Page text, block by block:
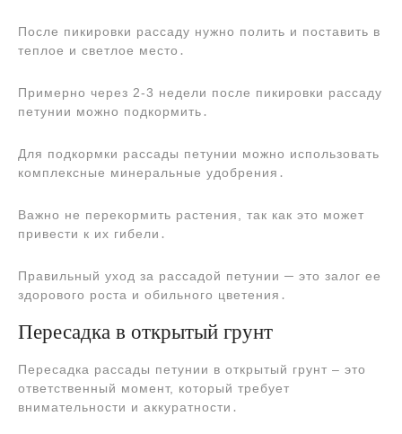
После пикировки рассаду нужно полить и поставить в
теплое и светлое место․
Примерно через 2-3 недели после пикировки рассаду
петунии можно подкормить․
Для подкормки рассады петунии можно использовать
комплексные минеральные удобрения․
Важно не перекормить растения, так как это может
привести к их гибели․
Правильный уход за рассадой петунии ─ это залог ее
здорового роста и обильного цветения․
Пересадка в открытый грунт
Пересадка рассады петунии в открытый грунт ‒ это
ответственный момент, который требует
внимательности и аккуратности․